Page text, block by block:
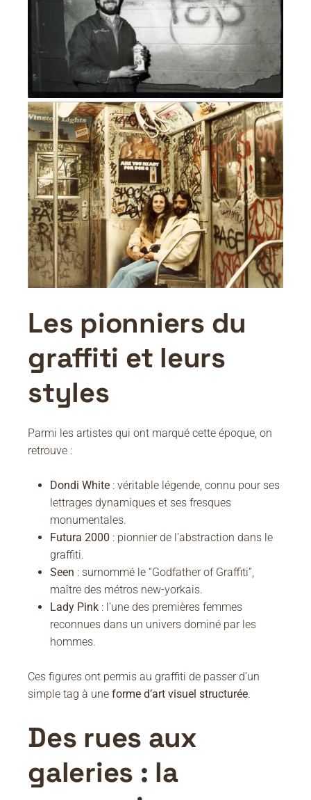
Les pionniers du
graffiti et leurs
styles
Parmi les artistes qui ont marqué cette époque, on
retrouve :
Dondi White : véritable légende, connu pour ses
lettrages dynamiques et ses fresques
monumentales.
Futura 2000 : pionnier de l’abstraction dans le
graffiti.
Seen : surnommé le “Godfather of Graffiti”,
maître des métros new-yorkais.
Lady Pink : l’une des premières femmes
reconnues dans un univers dominé par les
hommes.
Ces figures ont permis au graffiti de passer d’un
simple tag à une forme d’art visuel structurée.
Des rues aux
galeries : la